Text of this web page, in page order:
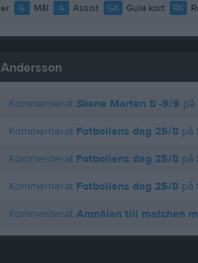
G Mål A Assist GK Gula kort RK
Kommenterat Skene Marten 8 -9/9 på
Kommenterat Fotbollens dag 25/8på
Kommenterat Fotbollens dag 25/8på
Kommenterat Fotbollens dag 25/8på
Kommenterat Anmälan till matchen